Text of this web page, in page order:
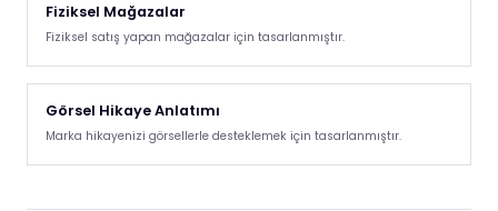
Fiziksel Mağazalar
Fiziksel satış yapan mağazalar için tasarlanmıştır.
Görsel Hikaye Anlatımı
Marka hikayenizi görsellerle desteklemek için tasarlanmıştır.